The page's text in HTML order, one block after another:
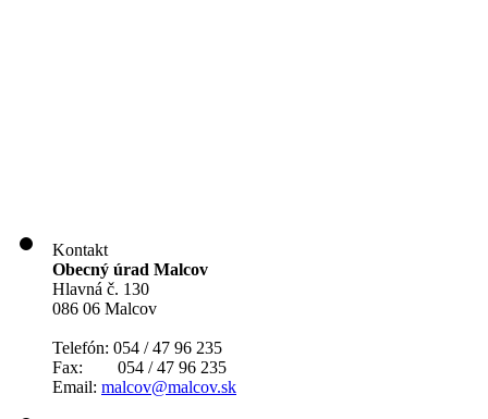
Kontakt
Obecný úrad Malcov
Hlavná č. 130
086 06 Malcov
Telefón: 054 / 47 96 235
Fax: 054 / 47 96 235
Email: malcov@malcov.sk